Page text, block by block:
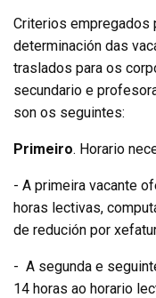
Criterios empregados
determinación das
traslados para os
secundario e
son os seguintes:
Primeiro. Horario
- A primeira vacante
horas lectivas,
de redución por
- A segunda e
14 horas ao horario